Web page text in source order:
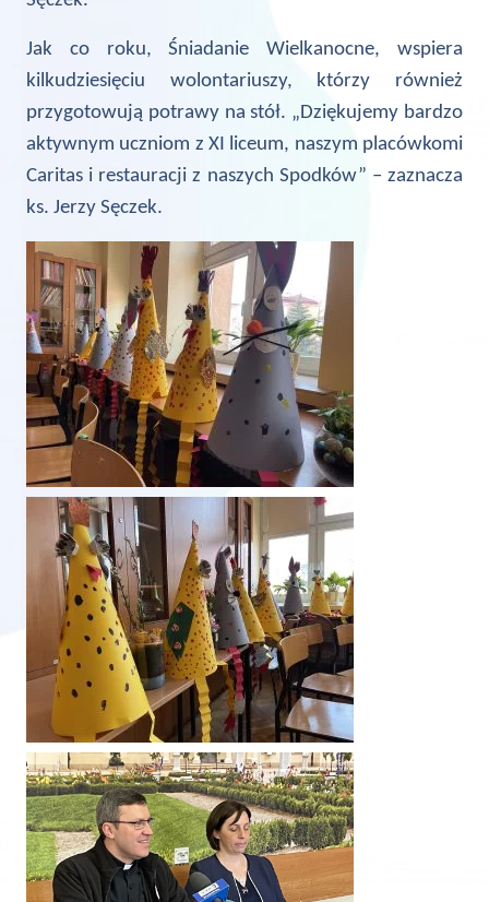
Jak co roku, Śniadanie Wielkanocne, wspiera
kilkudziesięciu wolontariuszy, którzy również
przygotowują potrawy na stół. „Dziękujemy bardzo
aktywnym uczniom z XI liceum, naszym placówkomi
Caritas i restauracji z naszych Spodków” – zaznacza
ks. Jerzy Sęczek.